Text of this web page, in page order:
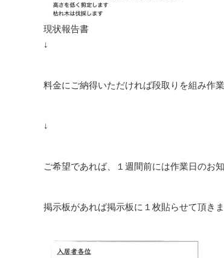
現状報告書
↓
料金にご納得いただければ段取りを組み作
↓
ご希望であれば、１週間前には作業日のお
掲示板があれば掲示板に１枚貼らせて頂き